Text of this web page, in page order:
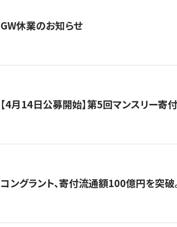
GW休業のお知らせ
【4月14日公募開始】第5回マンスリー
コングラント、寄付流通額100億円を突